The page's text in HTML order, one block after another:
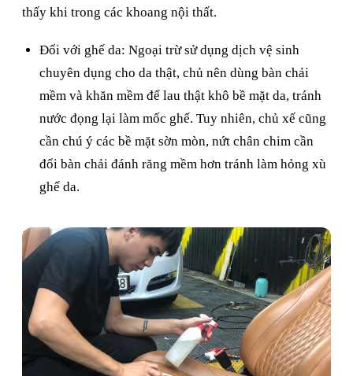
thấy khi trong các khoang nội thất.
Đối với ghế da: Ngoại trừ sử dụng dịch vệ sinh
chuyên dụng cho da thật, chủ nên dùng bàn chải
mềm và khăn mềm để lau thật khô bề mặt da, tránh
nước đọng lại làm mốc ghế. Tuy nhiên, chủ xế cũng
cần chú ý các bề mặt sờn mòn, nứt chân chim cần
đổi bàn chải đánh răng mềm hơn tránh làm hỏng xù
ghế da.